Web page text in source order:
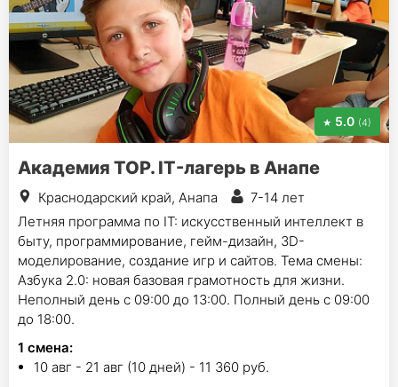
5.0 (4)
Академия TOP. IT-лагерь в Анапе
Краснодарский край, Анапа
7-14 лет
Летняя программа по IT: искусственный интеллект в
быту, программирование, гейм-дизайн, 3D-
моделирование, создание игр и сайтов. Тема смены:
Азбука 2.0: новая базовая грамотность для жизни.
Неполный день с 09:00 до 13:00. Полный день с 09:00
до 18:00.
1 смена:
10 авг - 21 авг (10 дней) - 11 360 руб.